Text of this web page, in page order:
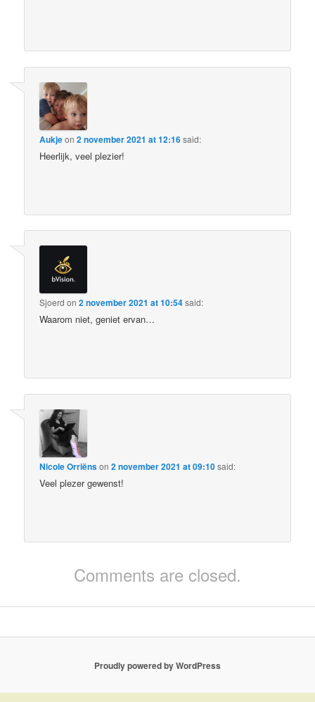
Aukjeon2 november 2021 at 12:16said:
Heerlijk, veel plezier!
Sjoerd on2 november 2021 at 10:54said:
Waarom niet, geniet ervan…
Nicole Orriënson2 november 2021 at 09:10said:
Veel plezer gewenst!
Comments are closed.
Proudly powered by WordPress